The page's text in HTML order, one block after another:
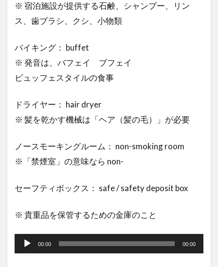
※ 宿泊施設が提供する石鹸、シャンプー、リン
ス、歯ブラシ、クシ、小物類
バイキング： buffet
※ 発音は、バフェイ ブフェイ
ビュッフェスタイルの食事
ドライヤー： hair dryer
※ 髪を乾かす機械は「ヘア（髪の毛）」が必要
ノースモーキングルーム： non-smoking room
※「禁煙室」の意味なら non-
セーフティボックス： safe / safety deposit box
※ 貴重品を保管するための金庫のこと
00:00 00:00